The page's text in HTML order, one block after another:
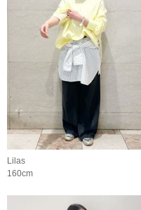
Lilas
160cm